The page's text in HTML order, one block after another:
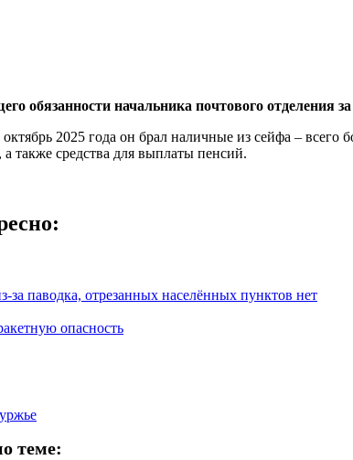
обязанности начальника почтового отделения за
2025 года он брал наличные из сейфа –
также средства для выплаты пенсий.
паводка, отрезанных населённых пунктов нет
опасность
теме: